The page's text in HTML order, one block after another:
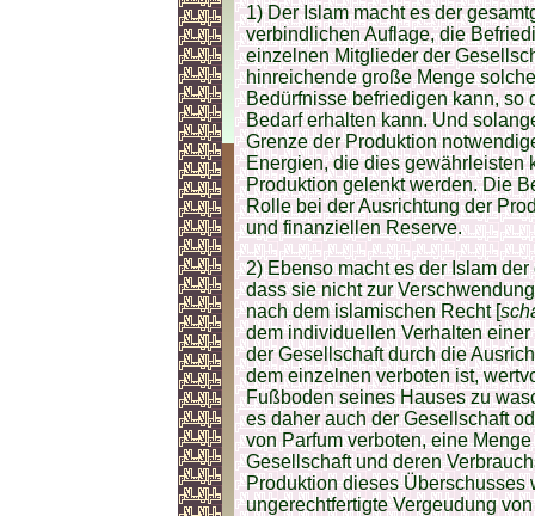
1) Der Islam macht es der
verbindlichen Auflage, die
einzelnen Mitglieder der
hinreichende große Menge
Bedürfnisse befriedigen kann,
Bedarf erhalten kann. Und
Grenze der Produktion
Energien, die dies gewährleisten
Produktion gelenkt werden. Die
Rolle bei der Ausrichtung der
und finanziellen Reserve.
2) Ebenso macht es der Islam
dass sie nicht zur
nach dem islamischen Recht [
dem individuellen Verhalten
der Gesellschaft durch die
dem einzelnen verboten ist,
Fußboden seines Hauses zu
es daher auch der Gesellschaft
von Parfum verboten, eine
Gesellschaft und deren
Produktion dieses Überschusses
ungerechtfertigte Vergeudung